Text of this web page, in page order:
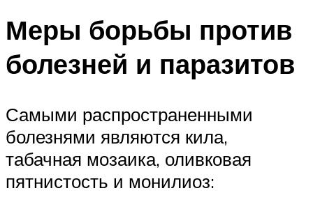
Меры борьбы против
болезней и паразитов
Самыми распространенными
болезнями являются кила,
табачная мозаика, оливковая
пятнистость и монилиоз: